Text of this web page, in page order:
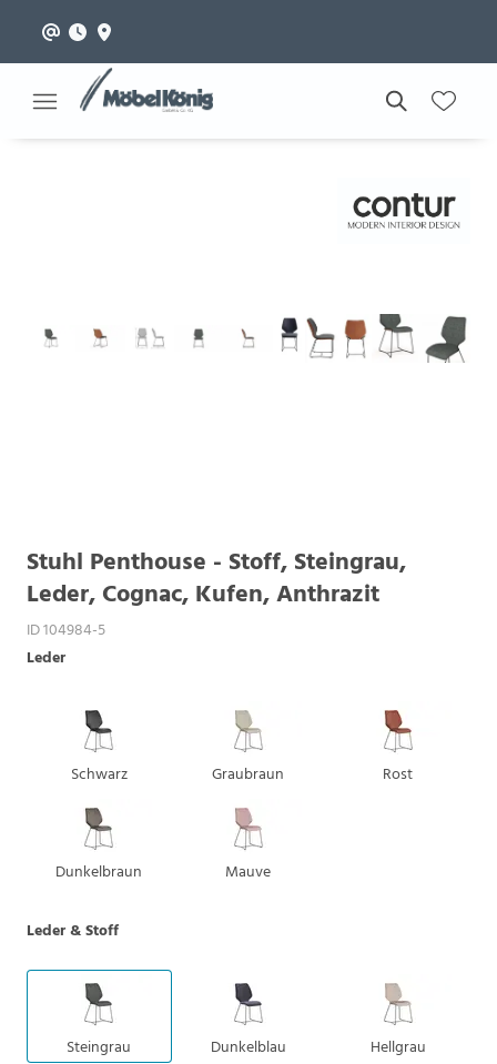
Stuhl Penthouse - Stoff, Steingrau,
Leder, Cognac, Kufen, Anthrazit
ID 104984-5
Leder
Schwarz Graubraun Rost
Dunkelbraun Mauve
Leder & Stoff
Steingrau Dunkelblau Hellgrau